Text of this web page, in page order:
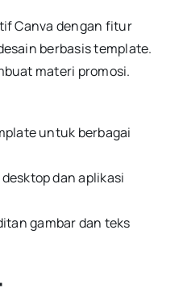
Canva dengan fitur
berbasis template.
materi promosi.
untuk berbagai
dan aplikasi
gambar dan teks